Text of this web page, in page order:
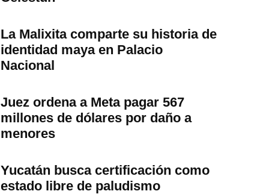
La Malixita comparte su historia de
identidad maya en Palacio
Nacional
Juez ordena a Meta pagar 567
millones de dólares por daño a
menores
Yucatán busca certificación como
estado libre de paludismo